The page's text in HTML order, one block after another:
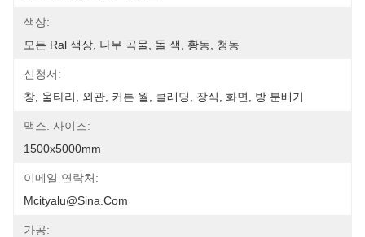
색상:
모든 Ral 색상, 나무 곡물, 돌 색, 황동, 청동
신청서:
창, 울타리, 외관, 커튼 월, 클래딩, 장식, 화면, 방 분배기
맥스. 사이즈:
1500x5000mm
이메일 연락처:
Mcityalu@sina.com
가공: